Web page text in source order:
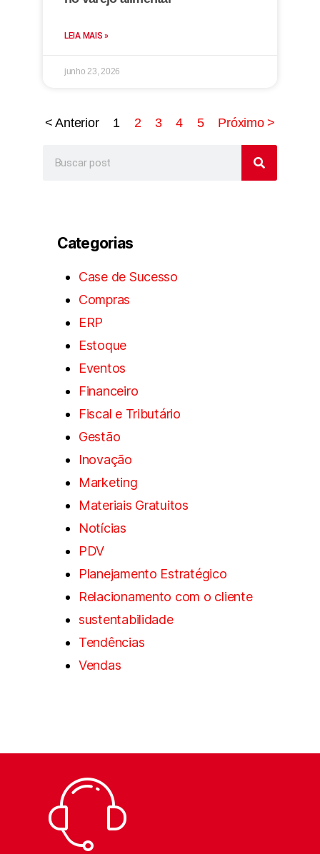
LEIA MAIS »
junho 23, 2026
< Anterior 1 2 3 4 5 Próximo >
Categorias
Case de Sucesso
Compras
ERP
Estoque
Eventos
Financeiro
Fiscal e Tributário
Gestão
Inovação
Marketing
Materiais Gratuitos
Notícias
PDV
Planejamento Estratégico
Relacionamento com o cliente
sustentabilidade
Tendências
Vendas